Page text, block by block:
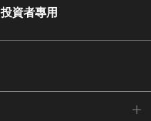
投資者專用